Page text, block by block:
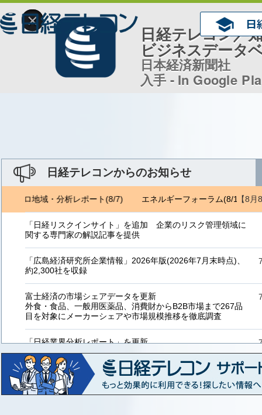
×
日経テレコン／
ビジネスデータ
日本経済新聞社
入手 - In Google
日経テレコンからのお知らせ
【8
トロ地域・分析レポート(8/7) エネルギーフォーラム(8/1) ジ
「日経リスクインサイト」を追加 企業のリスク管理領域に
関する専門家の解説記事を提供
「広島経済研究所企業情報」2026年版(2026年7月末時点)、
約2,300社を収録
富士経済の市場シェアデータを更新
外食・食品、一般用医薬品、消費財からB2B市場まで267品
目を対象にメーカーシェアや市場規模推移を徹底調査
「日経業界分析レポート」を更新
「工業用プラスチック製品」「システムインテグレーター」
など20業界の内容を刷新
「東洋経済海外進出企業情報」の2026年版、約3万6千社を
収録